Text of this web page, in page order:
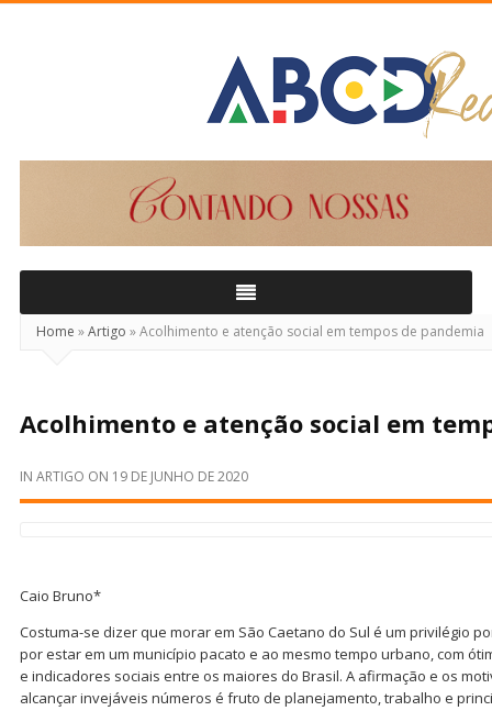
Home »Artigo »Acolhimento e atenção social em tempos de pandemia
Acolhimento e atenção social em
IN ARTIGO ON 19 DE JUNHO DE 2020
Caio Bruno*
Costuma-se dizer que morar em São Caetano do Sul é um privilégio
por estar em um município pacato e ao mesmo tempo urbano, com
e indicadores sociais entre os maiores do Brasil. A afirmação e os
alcançar invejáveis números é fruto de planejamento, trabalho e